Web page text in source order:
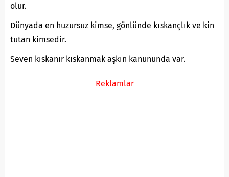
olur.
Dünyada en huzursuz kimse, gönlünde kıskançlık ve kin
tutan kimsedir.
Seven kıskanır kıskanmak aşkın kanununda var.
Reklamlar